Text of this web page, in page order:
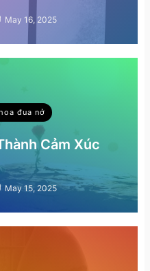
May 16, 2025
đua nở
Cảm Xúc
May 15, 2025